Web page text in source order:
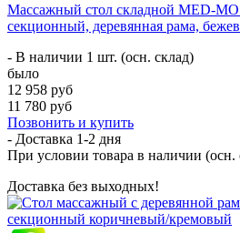
Массажный стол складной MED-
секционный, деревянная рама,
- В наличии 1 шт. (осн. склад)
было
12 958 руб
11 780 руб
Позвонить и купить
- Доставка 1-2 дня
При условии товара в наличии (осн.
Доставка без выходных!